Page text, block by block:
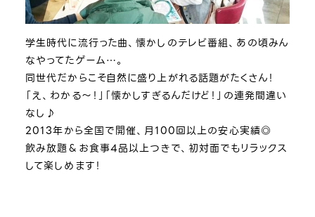
学生時代に流行った曲、懐かしのテレビ番組、あの頃みん
なやってたゲーム…。
同世代だからこそ自然に盛り上がれる話題がたくさん！
「え、わかる～！」「懐かしすぎるんだけど！」の連発間違い
なし♪
2013年から全国で開催、月100回以上の安心実績◎
飲み放題＆お食事4品以上つきで、初対面でもリラックス
して楽しめます！